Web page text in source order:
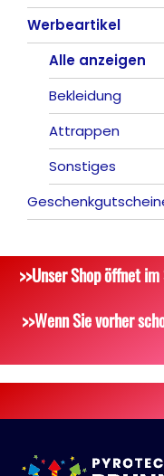
Wunderkerzen,
Tischfeuerwerk
Silvestergießen
Dekoration,
Scherzartikel
Alle anzeigen
Platzpatronen
Signalgeschosse
Zubehör
Werbeartikel
Alle anzeigen
Bekleidung
Attrappen
Sonstiges
>>Unser Shop öffnet
>>Wenn Sie vorher